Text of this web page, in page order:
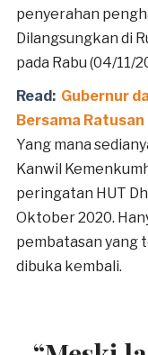
penyerahan
Dilangsungkan di
pada Rabu (04/11/
Read: Gubernur
Bersama
Yang mana
Kanwil
peringatan HUT
Oktober 2020.
pembatasan yang
dibuka kembali.